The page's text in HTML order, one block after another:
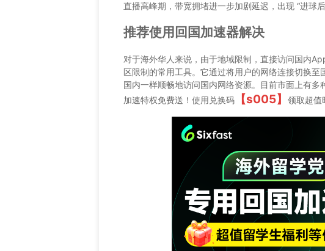
直播高峰期，带宽拥堵进一步加剧延迟，出现 “进球
推荐使用回国加速器解决
对于海外华人来说，由于地域限制，直接访问国内
区限制的常用工具。它通过将用户的网络连接切换
国内一样顺畅地访问国内网络资源。目前市面上有
加速特权免费送！使用兑换码
【s005】 领取超值